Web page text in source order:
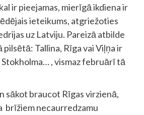
ir pieejamas, mierīgā ikdiena ir
ieteikums, atgriežoties
uz Latviju. Pareizā atbilde
pilsētā: Tallina, Rīga vai Viļņa ir
, vismaz februārī tā
sākot braucot Rīgas virzienā,
brīžiem necaurredzamu